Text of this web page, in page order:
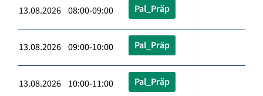
13.08.2026 08:00-09:00 Pal_Präp
13.08.2026 09:00-10:00 Pal_Präp
13.08.2026 10:00-11:00 Pal_Präp